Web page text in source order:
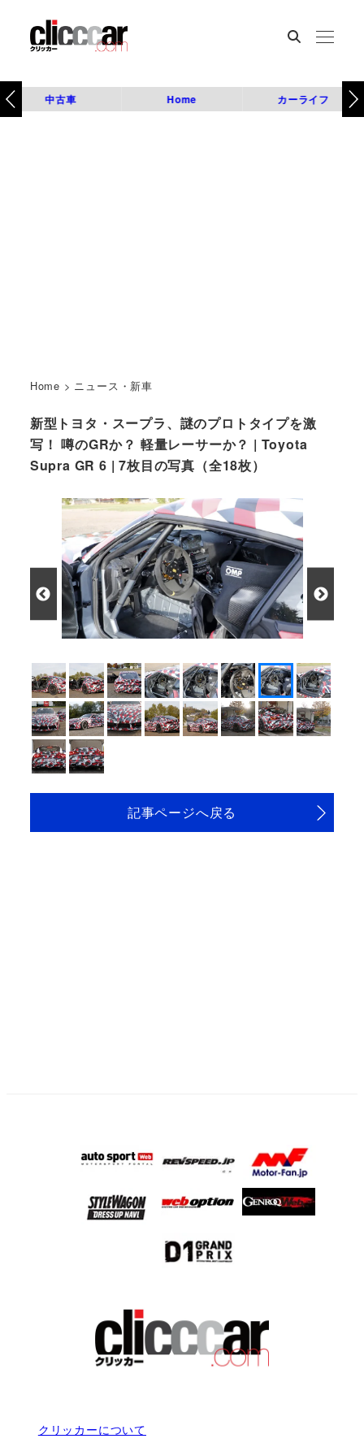
中古車 Home カーライフ
Home > ニュース・新車
新型トヨタ・スープラ、謎のプロトタイプを激
写！ 噂のGRか？ 軽量レーサーか？ | Toyota
Supra GR 6 | 7枚目の写真（全18枚）
記事ページへ戻る
クリッカーについて